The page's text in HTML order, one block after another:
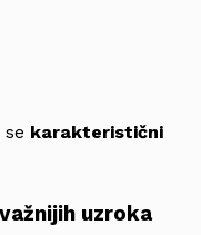
karakteristični
uzroka